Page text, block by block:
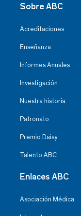
Sobre ABC
Acreditaciones
Enseñanza
Informes Anuales
Investigación
Nuestra historia
Patronato
Premio Daisy
Talento ABC
Enlaces ABC
Asociación Médica